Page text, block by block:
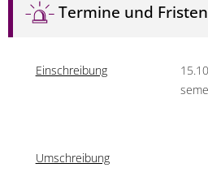
Termine und Fristen
Einschreibung
Umschreibung